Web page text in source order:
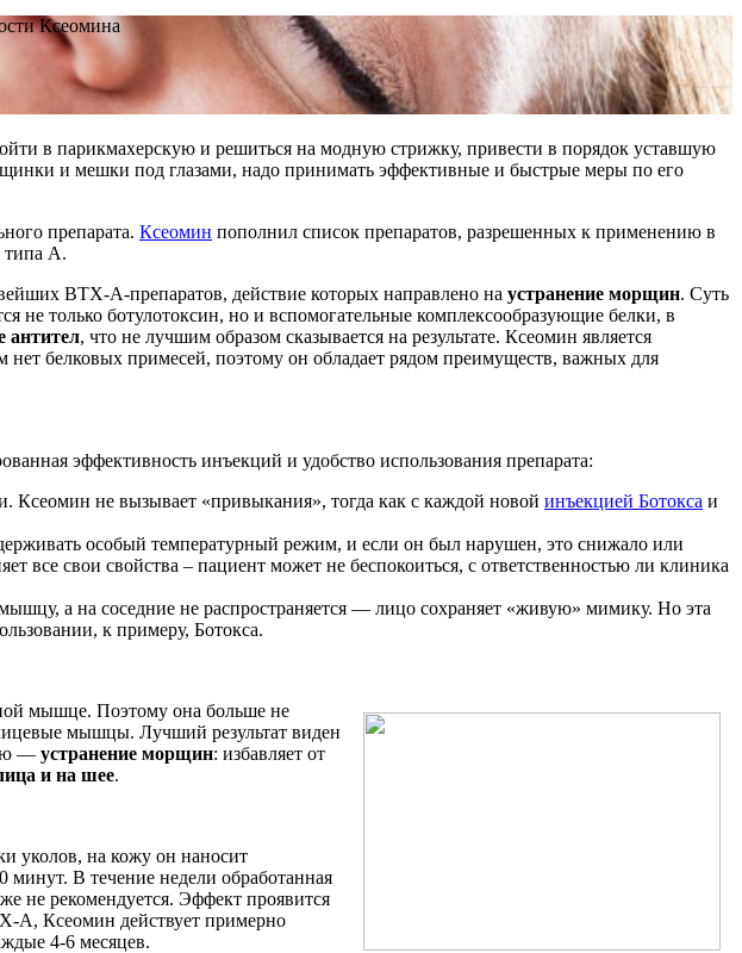
Ксеомина
в парикмахерскую и решиться на модную стрижку, привести в порядок уставшую
и мешки под глазами, надо принимать эффективные и быстрые меры по его
препарата. Ксеомин пополнил список препаратов, разрешенных к применению в
типа А.
BTX-A-препаратов, действие которых направлено на устранение морщин. Суть
не только ботулотоксин, но и вспомогательные комплексообразующие белки, в
антител, что не лучшим образом сказывается на результате. Ксеомин является
нет белковых примесей, поэтому он обладает рядом преимуществ, важных для
эффективность инъекций и удобство использования препарата:
Ксеомин не вызывает «привыкания», тогда как с каждой новой инъекцией Ботокса и
особый температурный режим, и если он был нарушен, это снижало или
все свои свойства – пациент может не беспокоиться, с ответственностью ли клиника
а на соседние не распространяется — лицо сохраняет «живую» мимику. Но эта
к примеру, Ботокса.
мышце. Поэтому она больше не
мышцы. Лучший результат виден
— устранение морщин: избавляет от
и на шее.
уколов, на кожу он наносит
минут. В течение недели обработанная
не рекомендуется. Эффект проявится
A, Ксеомин действует примерно
4-6 месяцев.